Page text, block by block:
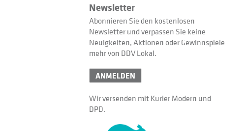
Newsletter
Abonnieren Sie den kostenlosen
Newsletter und verpassen Sie keine
Neuigkeiten, Aktionen oder Gewinnspiele
mehr von DDV Lokal.
ANMELDEN
Wir versenden mit Kurier Modern und
DPD.